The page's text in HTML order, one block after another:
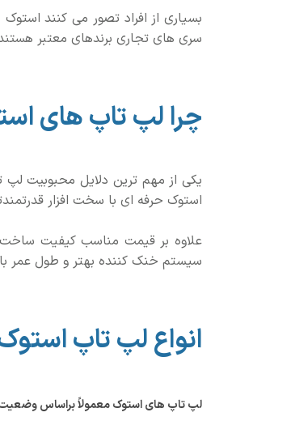
بسیاری از افراد تصور می کنند
سری های تجاری برندهای معتبر
چرا لپ تاپ های
یکی از مهم ترین دلایل محبوبیت
استوک حرفه ای با سخت افزار
علاوه بر قیمت مناسب کیفیت ساخت
سیستم خنک کننده بهتر و طول عمر
انواع لپ تاپ
لپ تاپ های استوک معمولاً براساس